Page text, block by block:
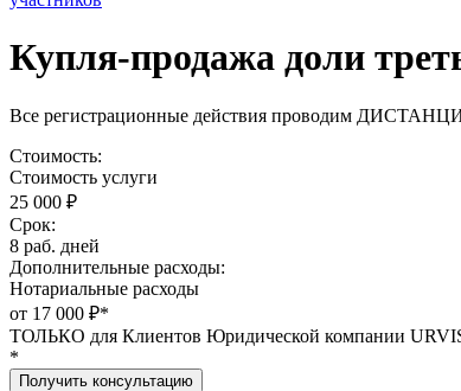
Купля-продажа доли
Все регистрационные действия проводим
Стоимость:
Стоимость услуги
25 000 ₽
Срок:
8 раб. дней
Дополнительные расходы:
Нотариальные расходы
от 17 000 ₽*
ТОЛЬКО для Клиентов Юридической компании
*
Получить консультацию